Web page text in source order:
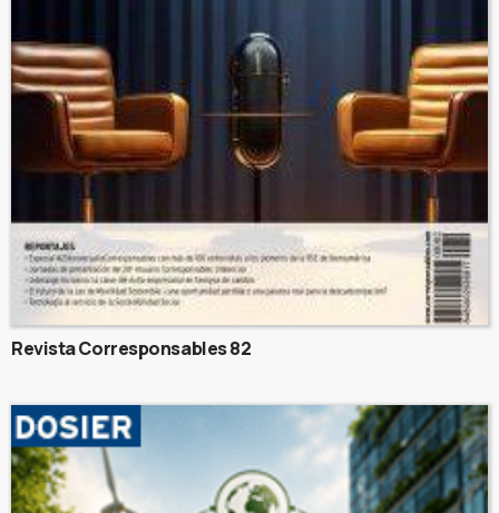
Revista Corresponsables 82